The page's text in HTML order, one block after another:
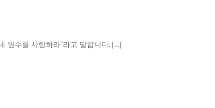
원수를 사랑하라”라고 말합니다. […]